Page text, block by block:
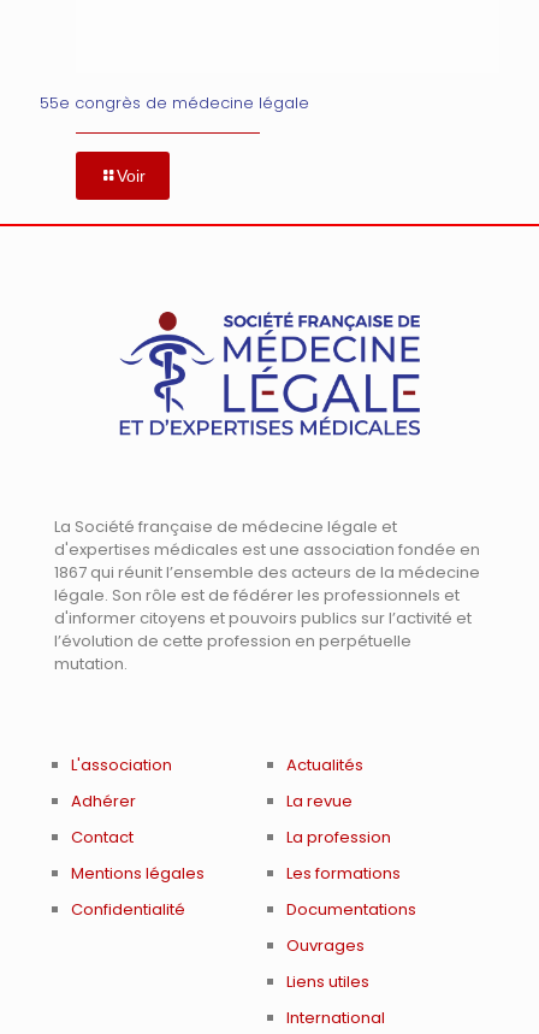
55e congrès de médecine légale
Voir
La Société française de médecine légale et
d'expertises médicales est une association fondée en
1867 qui réunit l’ensemble des acteurs de la médecine
légale. Son rôle est de fédérer les professionnels et
d'informer citoyens et pouvoirs publics sur l’activité et
l’évolution de cette profession en perpétuelle
mutation.
L'association
Adhérer
Contact
Mentions légales
Confidentialité
Actualités
La revue
La profession
Les formations
Documentations
Ouvrages
Liens utiles
International